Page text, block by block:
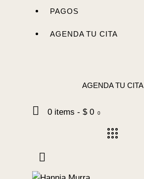
PAGOS
AGENDA TU CITA
AGENDA TU CITA
0 items - $ 0 0